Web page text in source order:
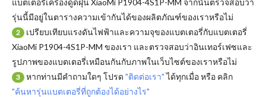
แบตเตอรี่เครื่องดูดฝุ่น XiaoMi P1904-4S1P-MM จากนั้นตรวจสอบว่า
รุ่นนี้มีอยู่ในตารางความเข้ากันได้ของผลิตภัณฑ์ของเราหรือไม่
2
เปรียบเทียบแรงดันไฟฟ้าและความจุของแบตเตอรี่กับแบตเตอรี่
XiaoMi P1904-4S1P-MM ของเรา และตรวจสอบว่าอินเทอร์เฟซและ
รูปภาพของแบตเตอรี่เหมือนกันกับภาพในเว็บไซต์ของเราหรือไม่
3 หากท่านมีคำถามใดๆ โปรด "ติดต่อเรา"ได้ทุกเมื่อ หรือ คลิก
"ค้นหารุ่นแบตเตอรี่ที่ถูกต้องได้อย่างไร"